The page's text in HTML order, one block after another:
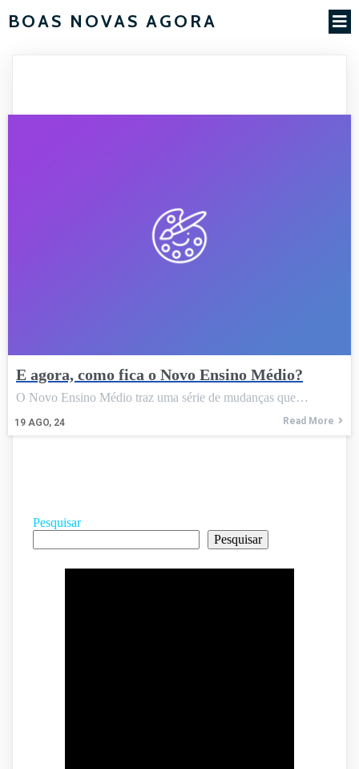
BOAS NOVAS AGORA
E agora, como fica o Novo Ensino Médio?
19 AGO, 24
O Novo Ensino Médio traz uma série de mudanças que…
Read More
Pesquisar
Pesquisar